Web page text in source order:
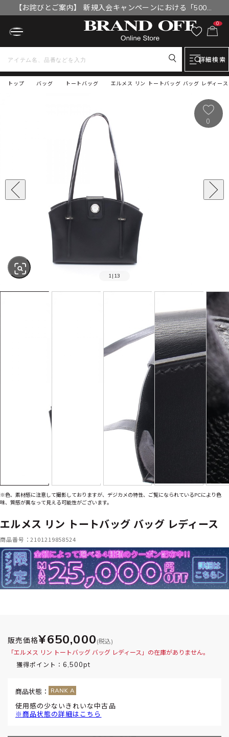
【お詫びとご案内】 新規入会キャンペーンにおける「500円
OFFクーポン」付与漏れと補填について
0
詳細検索
トップ エルメス リン トートバッグ バッグ レディース
バッグ トートバッグ
SOLD OUT
1 | 13
0
※色、素材感に注意して撮影しておりますが、デジカメの特性、ご覧になられているPCにより色
味、質感が異なって見える可能性がございます。
エルメス リン トートバッグ バッグ レディース
商品番号：2101219858524
販売価格¥650,000 (税込)
「エルメス リン トートバッグ バッグ レディース」の在庫がありません。
獲得ポイント： 6,500pt
商品状態：
使用感の少ないきれいな中古品
※商品状態の詳細はこちら